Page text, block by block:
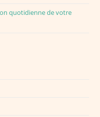
quotidienne de votre